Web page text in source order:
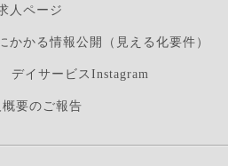
人ページ
かかる情報公開（見える化要件）
デイサービスInstagram
概要のご報告